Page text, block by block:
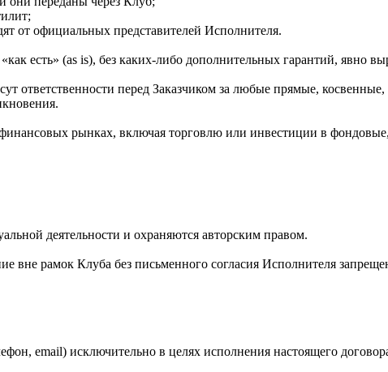
от официальных представителей Исполнителя.
есть» (as is), без каких-либо дополнительных гарантий, явно
ответственности перед Заказчиком за любые прямые,
рынках, включая торговлю или инвестиции в
деятельности и охраняются авторским правом.
вне рамок Клуба без письменного согласия Исполнителя
email) исключительно в целях исполнения настоящего